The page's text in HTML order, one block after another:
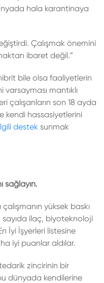
hala karantinaya
Çalışmak önemini
ibaret değil.”
bile olsa faaliyetlerin
mantıklı
çalışanların son 18 ayda
kendi hassasiyetlerini
destek sunmak
sağlayın.
yüksek baskı
ilaç, biyoteknoloji
İyi İşyerleri listesine
iyi puanlar aldılar.
zincirinin bir
dünyada kendilerine